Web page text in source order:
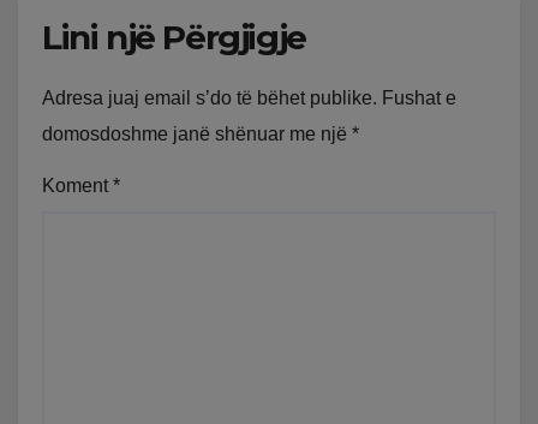
Lini një Përgjigje
Adresa juaj email s’do të bëhet publike. Fushat e
domosdoshme janë shënuar me një *
Koment *